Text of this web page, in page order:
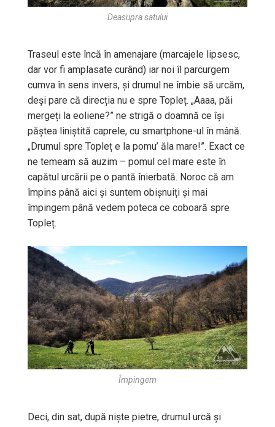
Deasupra satului
Traseul este încă în amenajare (marcajele lipsesc,
dar vor fi amplasate curând) iar noi îl parcurgem
cumva în sens invers, și drumul ne îmbie să urcăm,
deși pare că direcția nu e spre Topleț. „Aaaa, păi
mergeți la eoliene?” ne strigă o doamnă ce își
păștea liniștită caprele, cu smartphone-ul în mână.
„Drumul spre Topleț e la pomu’ ăla mare!”. Exact ce
ne temeam să auzim – pomul cel mare este în
capătul urcării pe o pantă înierbată. Noroc că am
împins până aici și suntem obișnuiți și mai
împingem până vedem poteca ce coboară spre
Topleț.
Împingem
Deci, din sat, după niște pietre, drumul urcă și